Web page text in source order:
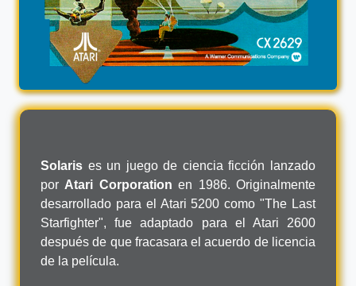
Solaris es un juego de ciencia ficción lanzado
por Atari Corporation en 1986. Originalmente
desarrollado para el Atari 5200 como "The Last
Starfighter", fue adaptado para el Atari 2600
después de que fracasara el acuerdo de licencia
de la película.